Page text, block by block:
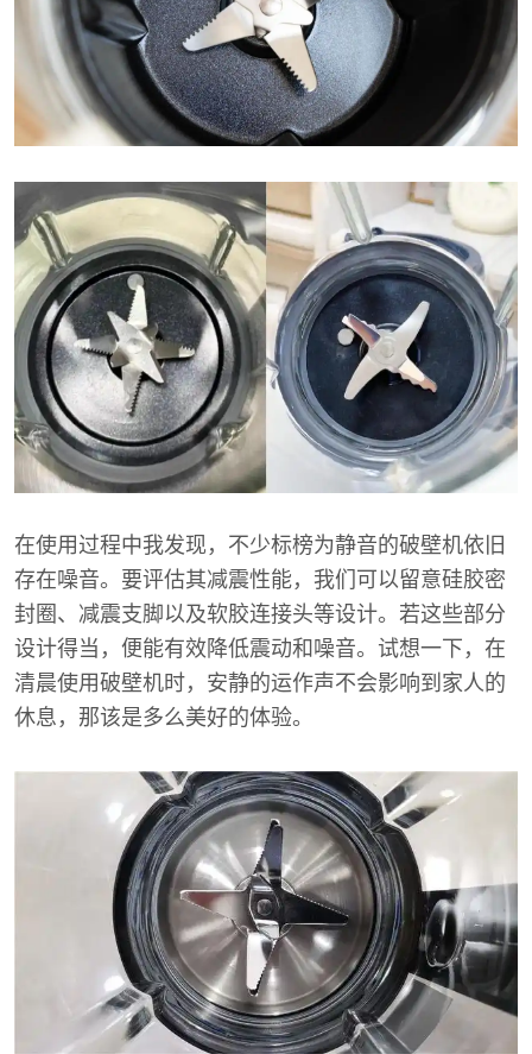
在使用过程中我发现，不少标榜为静音的破壁机依旧
存在噪音。要评估其减震性能，我们可以留意硅胶密
封圈、减震支脚以及软胶连接头等设计。若这些部分
设计得当，便能有效降低震动和噪音。试想一下，在
清晨使用破壁机时，安静的运作声不会影响到家人的
休息，那该是多么美好的体验。